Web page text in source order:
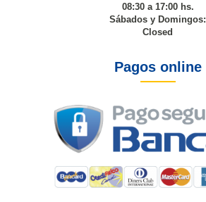
08:30 a 17:00 hs.
Sábados y Domingos:
Closed
Pagos online